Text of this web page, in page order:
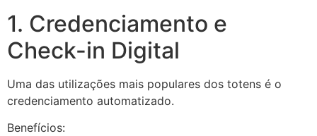
1. Credenciamento e
Check-in Digital
Uma das utilizações mais populares dos totens é o
credenciamento automatizado.
Benefícios: